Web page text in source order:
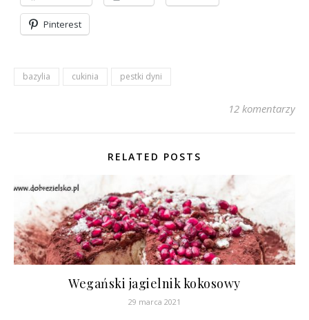
Pinterest
bazylia cukinia pestki dyni
12 komentarzy
RELATED POSTS
Wegański jagielnik kokosowy
29 marca 2021